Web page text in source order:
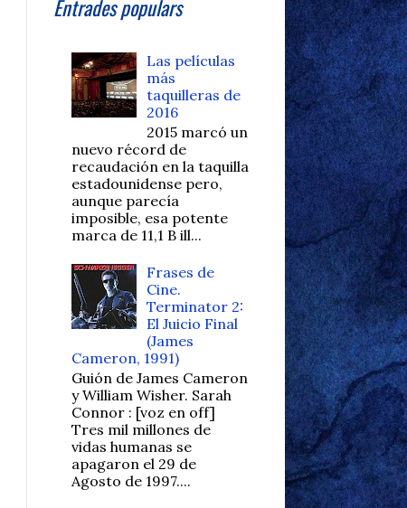
Entrades populars
Las películas
más
taquilleras de
2016
2015 marcó un
nuevo récord de
recaudación en la taquilla
estadounidense pero,
aunque parecía
imposible, esa potente
marca de 11,1 B ill...
Frases de
Cine.
Terminator 2:
El Juicio Final
(James
Cameron, 1991)
Guión de James Cameron
y William Wisher. Sarah
Connor : [voz en off]
Tres mil millones de
vidas humanas se
apagaron el 29 de
Agosto de 1997....